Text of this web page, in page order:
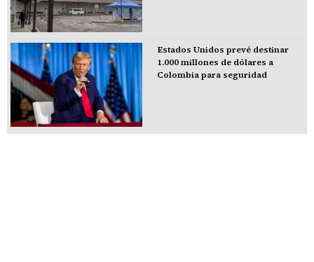
Estados Unidos prevé destinar
1.000 millones de dólares a
Colombia para seguridad